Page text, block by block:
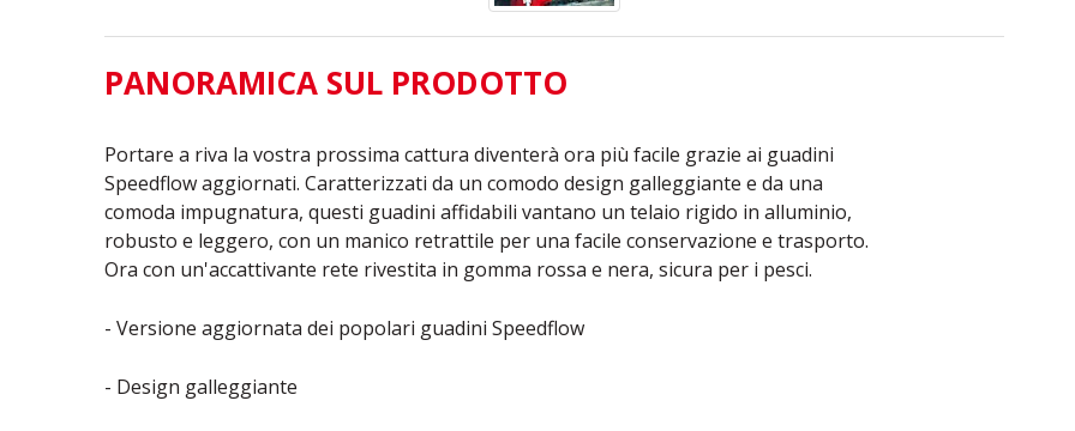
PANORAMICA SUL PRODOTTO
Portare a riva la vostra prossima cattura diventerà ora più facile grazie ai guadini
Speedflow aggiornati. Caratterizzati da un comodo design galleggiante e da una
comoda impugnatura, questi guadini affidabili vantano un telaio rigido in alluminio,
robusto e leggero, con un manico retrattile per una facile conservazione e trasporto.
Ora con un'accattivante rete rivestita in gomma rossa e nera, sicura per i pesci.
- Versione aggiornata dei popolari guadini Speedflow
- Design galleggiante